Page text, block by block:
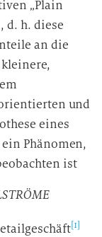
„Plain
d. h. diese
an die
und
eines
Phänomen,
ist
[1]